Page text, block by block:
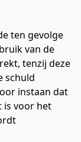
ten gevolge
van de
tenzij deze
schuld
instaan dat
is voor het